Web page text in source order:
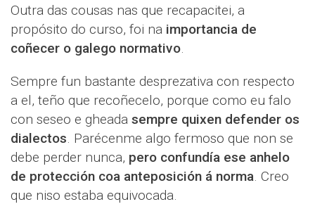
Outra das cousas nas que recapacitei, a
propósito do curso, foi na importancia de
coñecer o galego normativo.
Sempre fun bastante desprezativa con respecto
a el, teño que recoñecelo, porque como eu falo
con seseo e gheada sempre quixen defender os
dialectos. Parécenme algo fermoso que non se
debe perder nunca, pero confundía ese anhelo
de protección coa anteposición á norma. Creo
que niso estaba equivocada.